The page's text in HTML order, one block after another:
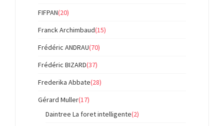
FIFPAN(20)
Franck Archimbaud(15)
Frédéric ANDRAU(70)
Frédéric BIZARD(37)
Frederika Abbate(28)
Gérard Muller(17)
Daintree La foret intelligente(2)